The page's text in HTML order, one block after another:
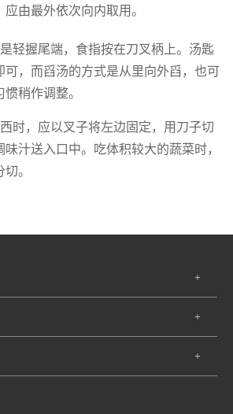
由最外依次向内取用。
握尾端，食指按在刀叉柄上。汤匙
可，而舀汤的方式是从里向外舀，也可
稍作调整。
，应以叉子将左边固定，用刀子切
汁送入口中。吃体积较大的蔬菜时，
。
+
+
+